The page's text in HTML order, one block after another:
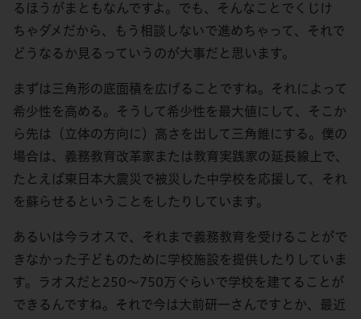
るほうがまともなんですよ。でも、そんなことでくじけ
ちゃダメだから、もう相談しないで進めちゃって、それで
どうなるか見るっていうのが大事だと思います。
まずは三角形の底面積を広げることですね。それによって
希少性を高める。そうして希少性を最大値にして、そこか
ら先は（立体の方向に）高さを出して三角錐にする。僕の
場合は、義務教育改革家または教育実践家の延長線上で、
たとえば東日本大震災で被災した中学校を応援して、それ
を蘇らせるということをしたりしています。
あるいは今ラオスで、それまで義務教育を受けることがで
きなかった子どものために学校施設を提供したりしていま
す。ラオスだと250～750万ぐらいで学校を建てることが
できるんですね。それで今は大前研一さんですとか、最近